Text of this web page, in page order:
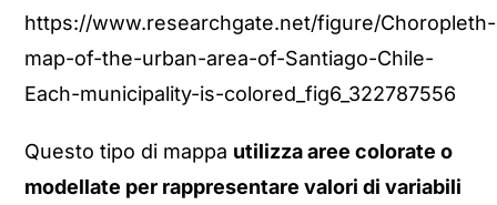
https://www.researchgate.net/figure/Choropleth-
map-of-the-urban-area-of-Santiago-Chile-
Each-municipality-is-colored_fig6_322787556
Questo tipo di mappa utilizza aree colorate o
modellate per rappresentare valori di variabili